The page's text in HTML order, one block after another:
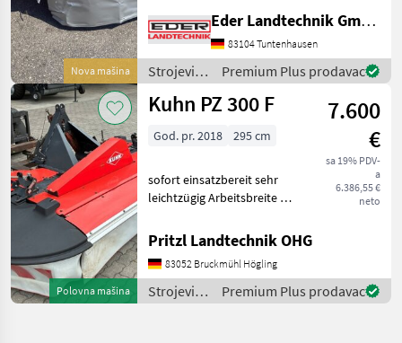
Nova mašina
Schnitthöhenverstellung
mithilfe von Distanzringen
auf den Mähteller Schlüssel
für Messerschnellwechsel
Arbe
Eder Landtechnik GmbH
83104 Tuntenhausen
Strojevi i
oprema
za travu i
Sonstige
Premium Plus prodavac
Polovna mašina
Kuhn PZ 300 F
7.600
€
sa 19% PDV-
a
6.386,55 €
neto
God. pr. 2018 295 cm
sofort einsatzbereit sehr
leichtzügig Arbeitsbreite 2,
1000U/min. 4 Trommeln
Schnitthöhenverstellung 2
Federn für Entlastung
Gelenkwelle Prednja kos
Pritzl Landtechnik OHG
83052 Bruckmühl Högling
Strojevi i
oprema
Premium Plus prodavac